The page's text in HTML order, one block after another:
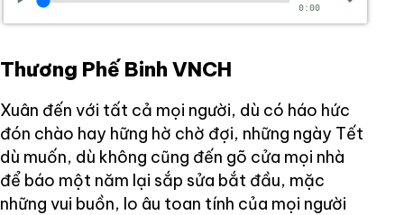
0:00
Thương Phế Binh VNCH
Xuân đến với tất cả mọi người, dù có háo hức
đón chào hay hững hờ chờ đợi, những ngày Tết
dù muốn, dù không cũng đến gõ cửa mọi nhà
để báo một năm lại sắp sửa bắt đầu, mặc
những vui buồn, lo âu toan tính của mọi người